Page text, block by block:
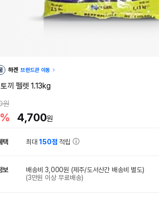
하겐 브랜드관 이동
끼 펠렛 1.13kg
원
4,700원
택 최대150점 적립
보 배송비 3,000원 (제주/도서산간 배송비 별도)
(3만원 이상 무료배송)